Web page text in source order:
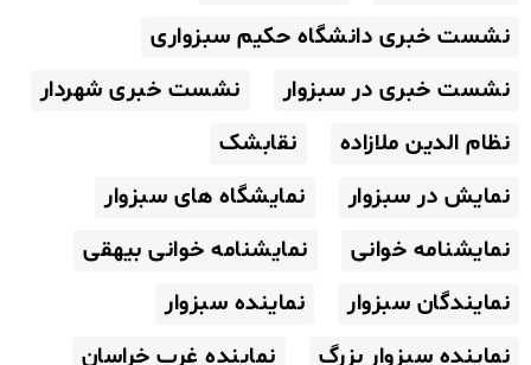
نشست خبری دانشگاه حکیم سبزواری
نشست خبری در سبزوار
نشست خبری شهردار
نظام الدین ملازاده
نقابشک
نمایش در سبزوار
نمایشگاه های سبزوار
نمایشنامه خوانی
نمایشنامه خوانی بیهقی
نمایندگان سبزوار
نماینده سبزوار
نماینده سبزوار بزرگ
نماینده غرب خراسان